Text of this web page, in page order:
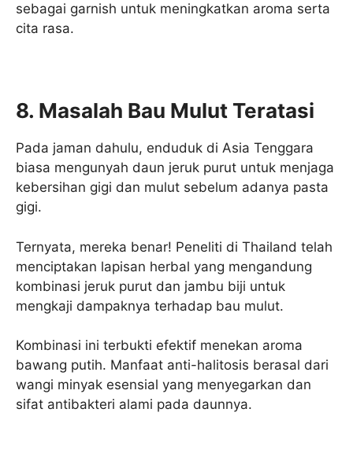
sebagai garnish untuk meningkatkan aroma serta
cita rasa.
8. Masalah Bau Mulut Teratasi
Pada jaman dahulu, enduduk di Asia Tenggara
biasa mengunyah daun jeruk purut untuk menjaga
kebersihan gigi dan mulut sebelum adanya pasta
gigi.
Ternyata, mereka benar! Peneliti di Thailand telah
menciptakan lapisan herbal yang mengandung
kombinasi jeruk purut dan jambu biji untuk
mengkaji dampaknya terhadap bau mulut.
Kombinasi ini terbukti efektif menekan aroma
bawang putih. Manfaat anti-halitosis berasal dari
wangi minyak esensial yang menyegarkan dan
sifat antibakteri alami pada daunnya.